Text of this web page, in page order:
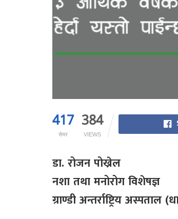
417
सेयर
384
VIEWS
डा. रोजन पोख्रेल
नशा तथा मनोरोग विशेषज्ञ
ग्राण्डी अन्तर्राष्ट्रिय अस्पताल